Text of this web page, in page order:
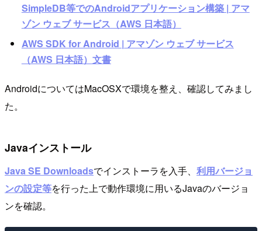
SimpleDB等でのAndroidアプリケーション構築 | アマ
ゾン ウェブ サービス（AWS 日本語）
AWS SDK for Android | アマゾン ウェブ サービス
（AWS 日本語）文書
AndroidについてはMacOSXで環境を整え、確認してみまし
た。
Javaインストール
Java SE Downloadsでインストーラを入手、 利用バージョ
ンの設定等を行った上で動作環境に用いるJavaのバージョ
ンを確認。